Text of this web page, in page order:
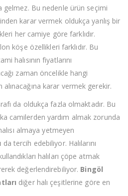
gelmez. Bu nedenle ürün seçimi
karar vermek oldukça yanlış bir
her camiye göre farklıdır.
köşe özellikleri farklıdır. Bu
halısının fiyatlarını
zaman öncelikle hangi
alınacağına karar vermek gerekir.
da oldukça fazla olmaktadır. Bu
camilerden yardım almak zorunda
almaya yetmeyen
da tercih edebiliyor. Halılarını
halıları çöpe atmak
değerlendirebiliyor. Bingöl
diğer halı çeşitlerine göre en